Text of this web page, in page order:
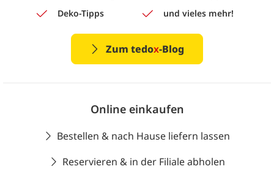
Deko-Tipps
und vieles mehr!
Zum tedox-Blog
Online einkaufen
Bestellen & nach Hause liefern lassen
Reservieren & in der Filiale abholen